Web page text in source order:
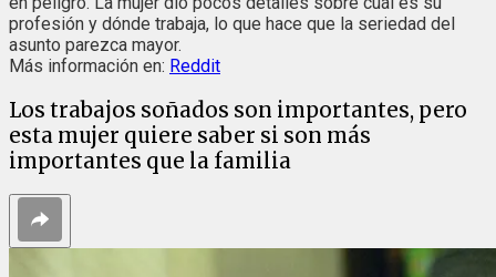
profesión y dónde trabaja, lo que hace que la seriedad del
asunto parezca mayor.
Más información en: Reddit
Los trabajos soñados son importantes, pero
esta mujer quiere saber si son más
importantes que la familia